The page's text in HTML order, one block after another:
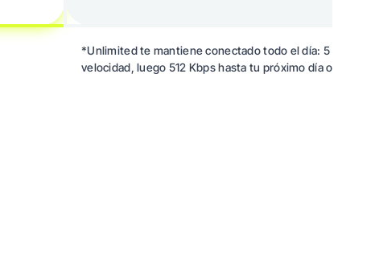
*Unlimited te mantiene conectado todo el día: 5 GB a
velocidad, luego 512 Kbps hasta tu próximo día o